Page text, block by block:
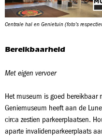
Centrale hal en Genietuin (foto’s
Bereikbaarheid
Met eigen vervoer
Het museum is goed bereikbaar
Geniemuseum heeft aan de
circa zestien parkeerplaatsen.
aparte invalidenparkeerplaats